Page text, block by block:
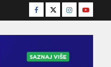
Facebook
TwitterInstagram
Youtube